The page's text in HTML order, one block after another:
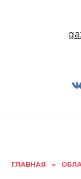
ГЛАВНАЯ »